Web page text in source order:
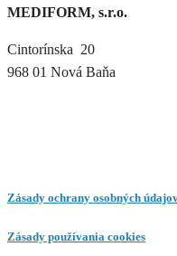
MEDIFORM, s.r.o.
Cintorínska 20
968 01 Nová Baňa
Zásady ochrany osobných
Zásady používania cookies